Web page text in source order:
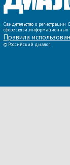
Свидетельство о
сфере связи, информационных
Правила
© Российский диалог